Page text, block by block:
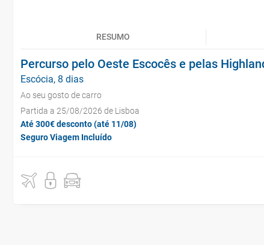
RESUMO
Percurso pelo Oeste Escocês e pelas
Escócia, 8 dias
Ao seu gosto de carro
Partida a 25/08/2026 de Lisboa
Até 300€ desconto (até 11/08)
Seguro Viagem Incluído